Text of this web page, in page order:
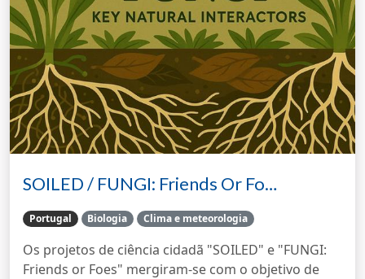
SOILED / FUNGI: Friends Or Fo…
Portugal Biologia Clima e meteorologia
Os projetos de ciência cidadã "SOILED" e "FUNGI:
Friends or Foes" mergiram-se com o objetivo de